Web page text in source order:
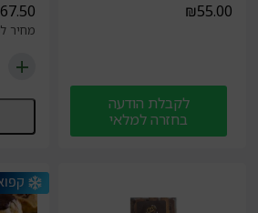
₪55.00
לקבלת הודעה
בחזרה למלאי
67.50
מחיר ל100 גרם: 30.68 ₪